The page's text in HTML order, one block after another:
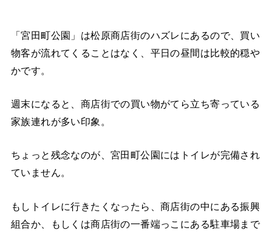
「宮田町公園」は松原商店街のハズレにあるので、買い
物客が流れてくることはなく、平日の昼間は比較的穏や
かです。
週末になると、商店街での買い物がてら立ち寄っている
家族連れが多い印象。
ちょっと残念なのが、宮田町公園にはトイレが完備され
ていません。
もしトイレに行きたくなったら、商店街の中にある振興
組合か、もしくは商店街の一番端っこにある駐車場まで